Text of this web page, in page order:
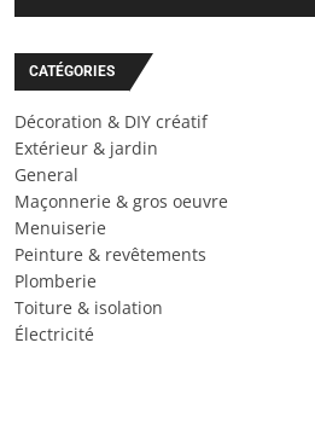
CATÉGORIES
Décoration & DIY créatif
Extérieur & jardin
General
Maçonnerie & gros oeuvre
Menuiserie
Peinture & revêtements
Plomberie
Toiture & isolation
Électricité